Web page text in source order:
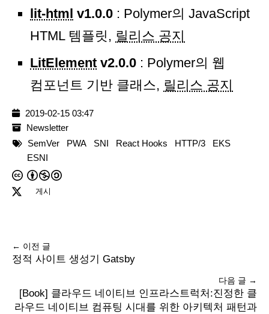
lit-html v1.0.0 : Polymer의 JavaScript
HTML 템플릿, 릴리스 공지
LitElement v2.0.0 : Polymer의 웹
컴포넌트 기반 클래스, 릴리스 공지
2019-02-15 03:47
Newsletter
SemVer
PWA SNI React Hooks HTTP/3
EKS
ESNI
게시
← 이전 글
정적 사이트 생성기 Gatsby
다음 글 →
[Book] 클라우드 네이티브 인프라스트럭처:진정한 클
라우드 네이티브 컴퓨팅 시대를 위한 아키텍처 패턴과